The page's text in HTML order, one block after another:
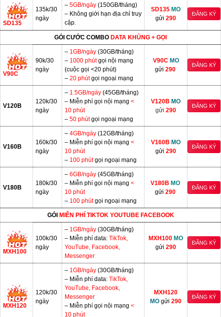
SD135
135k/30
ngày
– 5GB/ngày (150GB/tháng)
– Không giới hạn địa chỉ truy
cập.
SD135 MO
gửi 290
ĐĂNG KÝ
GÓI CƯỚC COMBO DATA KHỦNG + GỌI
V90C
90k/30
ngày
– 1GB/ngày (30GB/tháng)
– 1000 phútgọi nội mạng
(cuộc gọi <20 phút)
– 20 phútgọi ngoại mạng
V90C MO
gửi 290
ĐĂNG KÝ
V120B
120k/30
ngày
– 1.5GB/ngày (45GB/tháng)
– Miễn phí gọi nội mạng <
10 phút
– 50 phútgọi ngoại mạng
V120B MO
gửi 290
ĐĂNG KÝ
V160B
160k/30
ngày
– 4GB/ngày (12GB/tháng)
– Miễn phí gọi nội mạng <
10 phút
– 100 phútgọi ngoại mạng
V160B MO
gửi 290
ĐĂNG KÝ
V180B
180k/30
ngày
– 6GB/ngày (45GB/tháng)
– Miễn phí gọi nội mạng <
10 phút
– 100 phútgọi ngoại mạng
V180B MO
gửi 290
ĐĂNG KÝ
GÓI MIỄN PHÍ TIKTOK YOUTUBE FACEBOOK
MXH100
100k/30
ngày
– 1GB/ngày (30GB/tháng)
– Miễn phí data: TikTok,
YouTube, Facebook,
Messenger
MXH100 MO
gửi 290
ĐĂNG KÝ
MXH120
120k/30
ngày
– 1GB/ngày (30GB/tháng)
– Miễn phí data: TikTok,
YouTube, Facebook,
Messenger
– Miễn phí gọi nội mạng <
10 phút
MXH120
MO gửi 290
ĐĂNG KÝ